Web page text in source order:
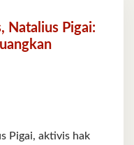
Natalius Pigai:
Pigai, aktivis hak